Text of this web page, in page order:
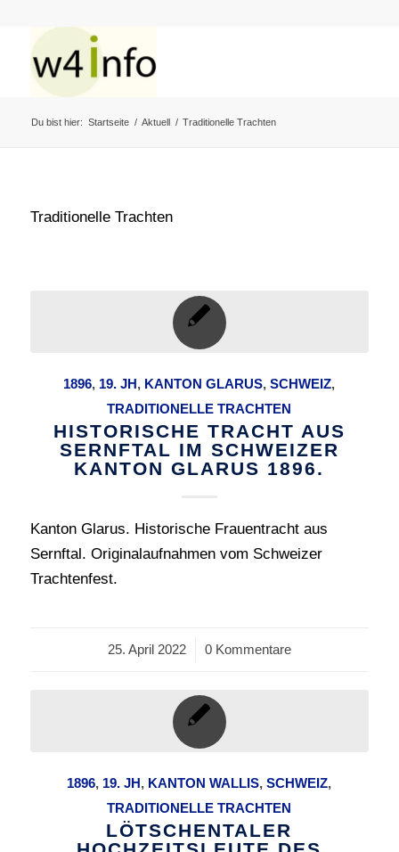
Du bist hier: Startseite / Aktuell / Traditionelle Trachten
Traditionelle Trachten
1896, 19. JH, KANTON GLARUS,SCHWEIZ,
TRADITIONELLE TRACHTEN
HISTORISCHE TRACHT AUS
SERNFTAL IM SCHWEIZER
KANTON GLARUS 1896.
Kanton Glarus. Historische Frauentracht aus
Sernftal. Originalaufnahmen vom Schweizer
Trachtenfest.
25. April 2022
/ 0 Kommentare
1896, 19. JH, KANTON WALLIS,SCHWEIZ,
TRADITIONELLE TRACHTEN
LÖTSCHENTALER